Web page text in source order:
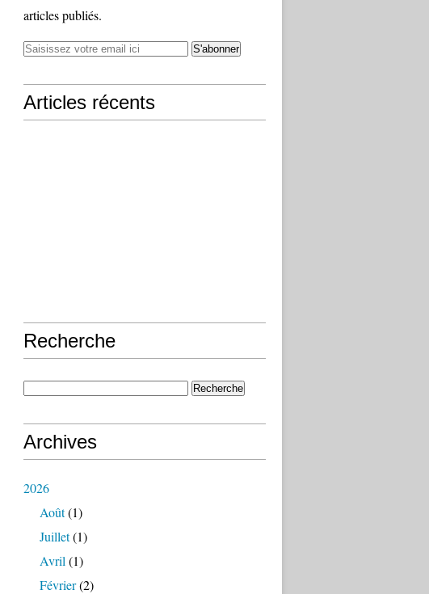
articles publiés.
Articles récents
Recherche
Archives
2026
Août(1)
Juillet(1)
Avril (1)
Février(2)